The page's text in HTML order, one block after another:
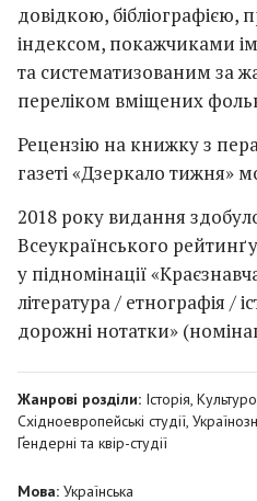
довідкою,
індексом, покажчиками
та систематизованим за
переліком вміщених
Рецензію на книжку з
газеті «Дзеркало тижня»
2018 року видання
Всеукраїнського
у підномінації
література / етнографія /
дорожні нотатки»
Жанрові розділи: Історія,
Східноевропейські студії,
Ґендерні та квір-студії
Мова: Українська